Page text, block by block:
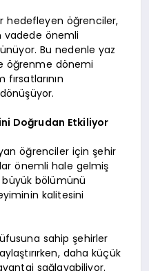
hedefleyen öğrenciler,
vadede önemli
Bu nedenle yaz
öğrenme dönemi
Doğrudan Etkiliyor
öğrenciler için şehir
önemli hale gelmiş
bölümünü
kalitesini
sahip şehirler
daha küçük
sağlayabiliyor.